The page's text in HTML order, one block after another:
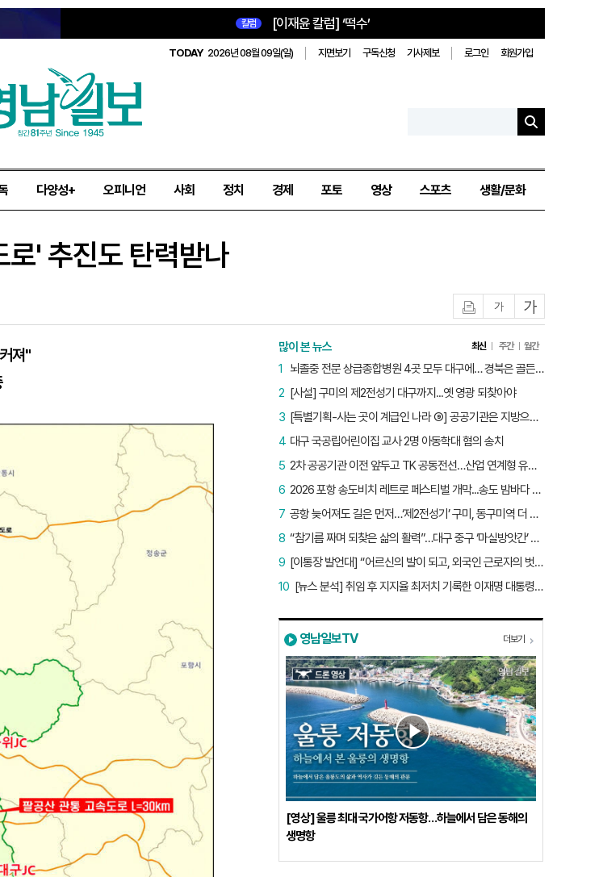
칼럼 [이재윤 칼럼] ‘떡수’
TODAY 2026년 08월 09일(일) 지면보기 구독신청 기사제보 로그인 회원가입
다양성+ 오피니언 사회 정치 경제 포토 영상 스포츠 생활/문화
' 추진도 탄력받나
글자작게글자크게
져"
많이 본 뉴스 최신 주간 월간
뇌졸중 전문 상급종합병원 4곳 모두 대구에… 경북은 골든타임 사각지대
1
[사설] 구미의 제2전성기 대구까지...옛 영광 되찾아야
2
[특별기획-사는 곳이 계급인 나라 ⑨] 공공기관은 지방으로 왔지만, 그들이 사는 곳은 서울이었다
3
대구 국공립어린이집 교사 2명 아동학대 혐의 송치
4
2차 공공기관 이전 앞두고 TK 공동전선…산업 연계형 유치 승부수
5
2026 포항 송도비치 레트로 페스티벌 개막...송도 밤바다 달군 레트로 열기
6
공항 늦어져도 길은 먼저…‘제2전성기’ 구미, 동구미역 더 절실
7
“참기름 짜며 되찾은 삶의 활력”…대구 중구 ‘마실방앗간’ 어르신들의 인생 2막
8
[이통장 발언대] “어르신의 발이 되고, 외국인 근로자의 벗이 되고”…박상철 이장의 ‘사람 농사’
9
[뉴스 분석] 취임 후 지지율 최저치 기록한 이재명 대통령…왜?
10
영남일보TV 더보기
[영상] 울릉 최대 국가어항 저동항…하늘에서 담은 동해의
생명항